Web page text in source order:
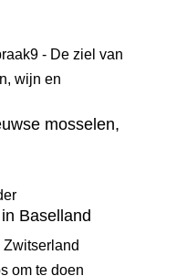
mosselen,
Baselland
Zwitserland